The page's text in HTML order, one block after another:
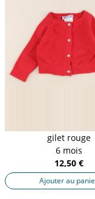
gilet rouge
6 mois
12,50 €
Ajouter au